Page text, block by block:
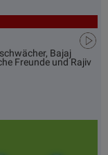
Bajaj
Freunde und Rajiv